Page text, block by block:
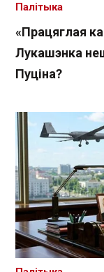
«Працяглая
Лукашэнка
Пуціна?
Палітыка